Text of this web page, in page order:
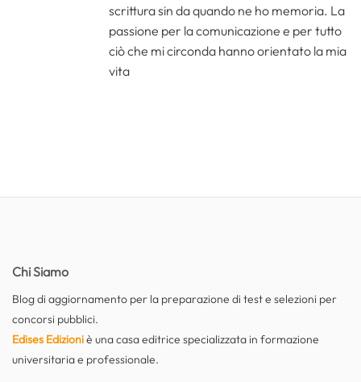
scrittura sin da quando ne ho memoria. La
passione per la comunicazione e per tutto
ciò che mi circonda hanno orientato la mia
vita
Chi Siamo
Blog di aggiornamento per la preparazione di test e selezioni per
concorsi pubblici.
Edises Edizioniè una casa editrice specializzata in formazione
universitaria e professionale.